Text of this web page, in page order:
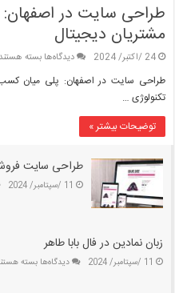
طراحی سایت در
مشتریان دیجیتال
24 /اکتبر/ 2024 دیدگاه‌هابرای
سایت
کسب‌وکار
مشتریان
بسته هستند
طراحی سایت در اصفهان: پلی میان
تکنولوژی …
توضیحات بیشتر »
طراحی سایت
11 /سپتامبر/ 2024
زبان نمادین در فال بابا طاهر
11 /سپتامبر/ 2024 دیدگاه‌هابرای
بسته